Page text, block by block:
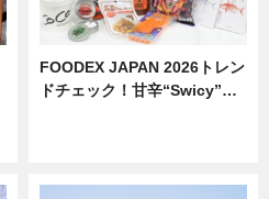
FOODEX JAPAN 2026トレン
ドチェック！甘辛“Swicy”…